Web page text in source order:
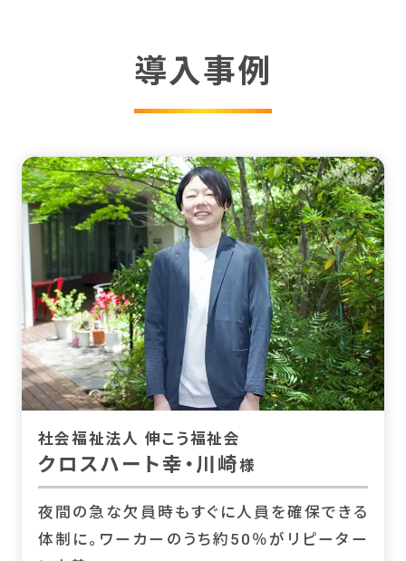
導入事例
社会福祉法人 伸こう福祉会
クロスハート幸・川崎様
夜間の急な欠員時もすぐに人員を確保できる
体制に。ワーカーのうち約50％がリピーター